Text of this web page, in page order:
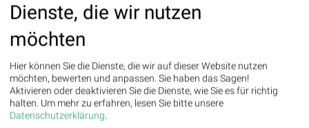
>> Besuchen Sie 55 weitere Partner aufboerse-
social.com/partner
22:59
Tecnotree verzeichnet im ersten Halbjahr 2026 ein zweistelliges
Gew...
Dienste, die wir nutzen
möchten
Hier können Sie die Dienste, die wir auf dieser Website nutzen
möchten, bewerten und anpassen. Sie haben das Sagen!
Aktivieren oder deaktivieren Sie die Dienste, wie Sie es für richtig
halten. Um mehr zu erfahren, lesen Sie bitte unsere
Datenschutzerklärung.